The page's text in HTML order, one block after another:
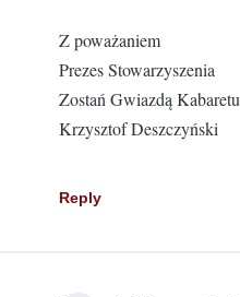
Z poważaniem
Prezes Stowarzyszenia
Zostań Gwiazdą Kabaretu
Krzysztof Deszczyński
Reply